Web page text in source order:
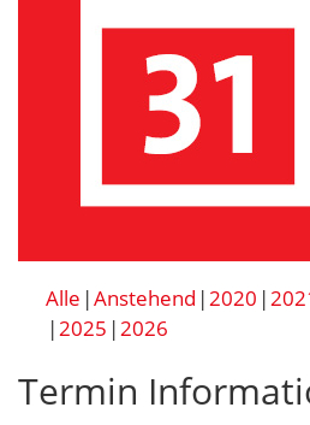
Alle Anstehend 2020
2025 2026
Termin